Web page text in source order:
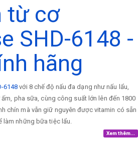
từ cơ
SHD-6148 -
hãng
6148với 8 chế độ nấu đa dạng như nấu lẩu,
pha sữa, cùng công suất lớn lên đến 1800
chín mà vẫn giữ nguyên được vitamin có sẵn
làm những bữa tiệc lẩu.
Xem thêm...